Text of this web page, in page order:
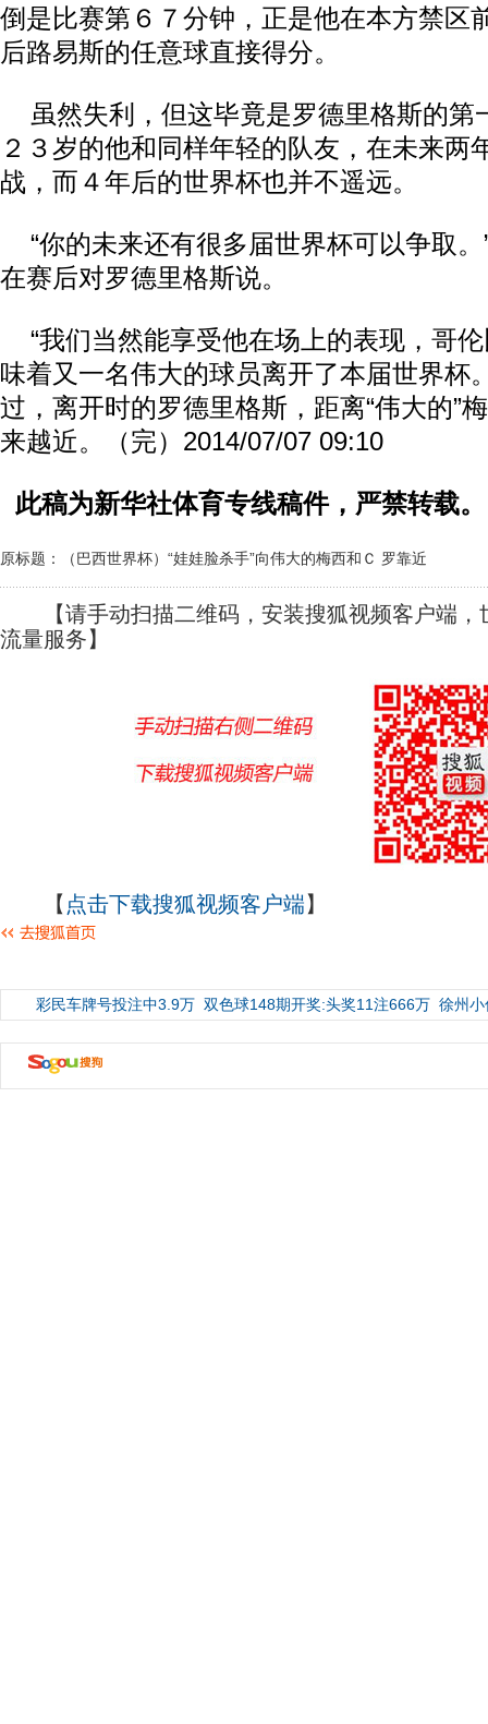
倒是比赛第６７分钟，正是他在本方禁区
后路易斯的任意球直接得分。
虽然失利，但这毕竟是罗德里格斯的第
２３岁的他和同样年轻的队友，在未来两
战，而４年后的世界杯也并不遥远。
“你的未来还有很多届世界杯可以争取。
在赛后对罗德里格斯说。
“我们当然能享受他在场上的表现，哥
味着又一名伟大的球员离开了本届世界杯
过，离开时的罗德里格斯，距离“伟大的”
来越近。（完）2014/07/07 09:10
此稿为新华社体育专线稿件，严禁转载。
原标题：（巴西世界杯）“娃娃脸杀手”向伟大的梅西和Ｃ 罗靠近
【请手动扫描二维码，安装搜狐视频客户端，
流量服务】
【 点击下载搜狐视频客户端】
彩民车牌号投注中3.9万 双色球148期开奖:头奖11注666万 徐州